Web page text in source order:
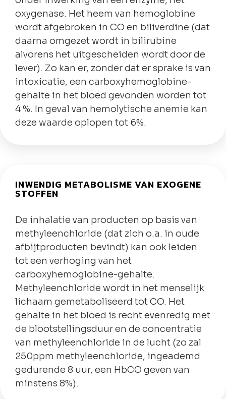
oxygenase. Het heem van hemoglobine
wordt afgebroken in CO en biliverdine (dat
daarna omgezet wordt in bilirubine
alvorens het uitgescheiden wordt door de
lever). Zo kan er, zonder dat er sprake is van
intoxicatie, een carboxyhemoglobine-
gehalte in het bloed gevonden worden tot
4 %. In geval van hemolytische anemie kan
deze waarde oplopen tot 6%.
INWENDIG METABOLISME VAN EXOGENE
STOFFEN
De inhalatie van producten op basis van
methyleenchloride (dat zich o.a. in oude
afbijtproducten bevindt) kan ook leiden
tot een verhoging van het
carboxyhemoglobine-gehalte.
Methyleenchloride wordt in het menselijk
lichaam gemetaboliseerd tot CO. Het
gehalte in het bloed is recht evenredig met
de blootstellingsduur en de concentratie
van methyleenchloride in de lucht (zo zal
250ppm methyleenchloride, ingeademd
gedurende 8 uur, een HbCO geven van
minstens 8%).